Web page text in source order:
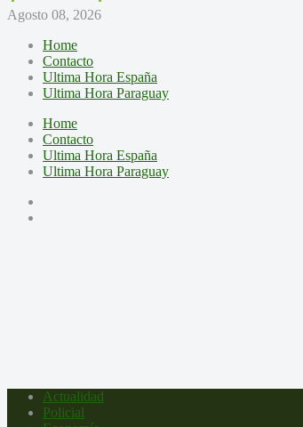
Agosto 08, 2026
Home
Contacto
Ultima Hora España
Ultima Hora Paraguay
Home
Contacto
Ultima Hora España
Ultima Hora Paraguay
Actualidad
Policial